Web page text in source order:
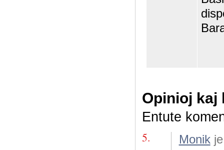
Opinioj kaj
Entute
5. Monikje